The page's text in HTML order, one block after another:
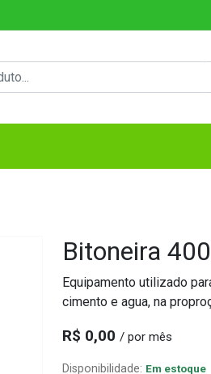
Bitoneira
Equipamento utilizado
cimento e agua, na
R$ 0,00 / por mês
Disponibilidade: Em estoque